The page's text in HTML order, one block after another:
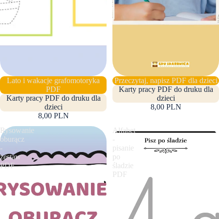
Lato i wakacje grafomotoryka
PDF
Karty pracy PDF do druku dla
dzieci
8,00 PLN
Przeczytaj, napisz PDF dla dzieci
Karty pracy PDF do druku dla
dzieci
8,00 PLN
Rysowanie
oburącz
-
zestaw
PDF
Alfabet
-
pisanie
po
śladzie
PDF